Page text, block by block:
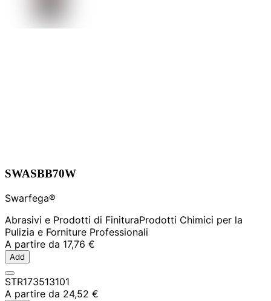
SWASBB70W
Swarfega®
Abrasivi e Prodotti di FinituraProdotti Chimici per la
Pulizia e Forniture Professionali
A partire da 17,76 €
Add
STR173513101
A partire da 24,52 €